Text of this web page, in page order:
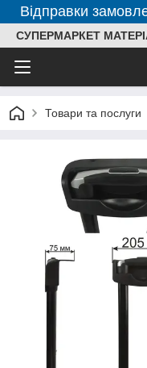
Відправки
СУПЕРМАРКЕТ
Товари та послуги